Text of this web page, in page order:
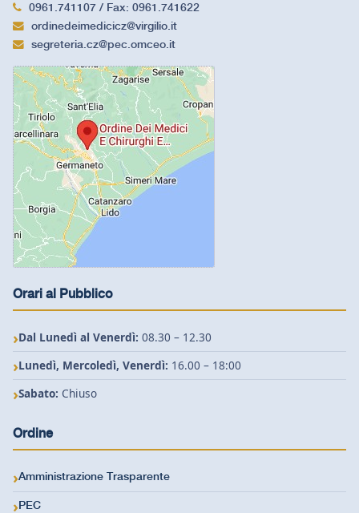
0961.741107 / Fax: 0961.741622
ordinedeimedicicz@virgilio.it
segreteria.cz@pec.omceo.it
Orari al Pubblico
Dal Lunedì al Venerdì: 08.30 – 12.30
Lunedì, Mercoledì, Venerdì: 16.00 – 18:00
Sabato: Chiuso
Ordine
Amministrazione Trasparente
PEC